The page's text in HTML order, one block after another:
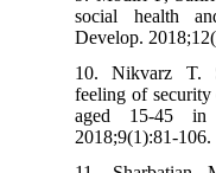
social health
Develop.
10. Nikvarz T.
feeling of
aged 15-45
2018;9(1):81-106.